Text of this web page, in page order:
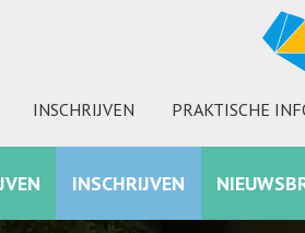
INSCHRIJVEN PRAKTISCHE
FACEBOOK INSTAGRAM
INSCHRIJVEN